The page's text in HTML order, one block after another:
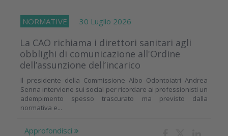
NORMATIVE 30 Luglio 2026
La CAO richiama i direttori sanitari agli
obblighi di comunicazione all'Ordine
dell’assunzione dell’incarico
Il presidente della Commissione Albo Odontoiatri Andrea
Senna interviene sui social per ricordare ai professionisti un
adempimento spesso trascurato ma previsto dalla
normativa e...
Approfondisci